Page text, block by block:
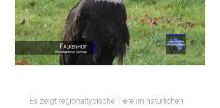
Es zeigt regionaltypische Tiere im natürlichen